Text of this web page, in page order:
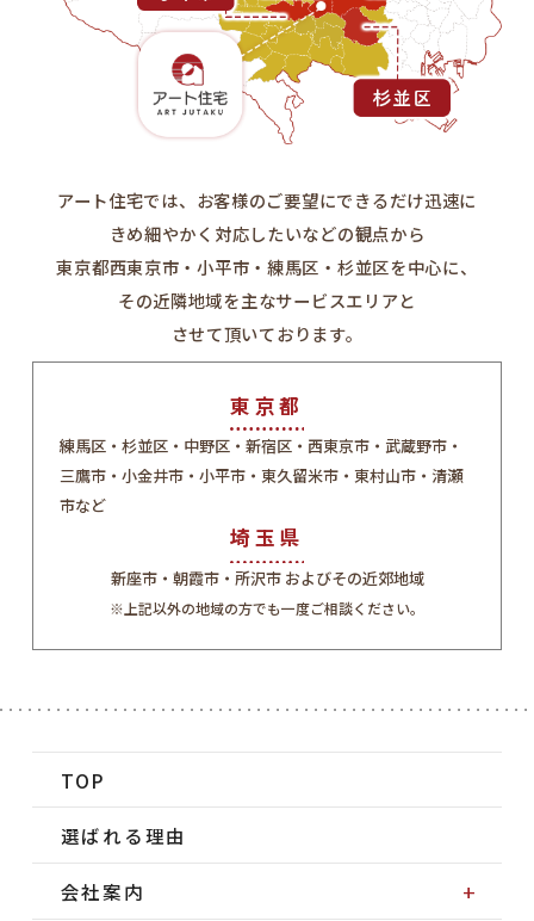
アート住宅では、お客様のご要望にできるだけ迅速に
きめ細やかく対応したいなどの観点から
東京都西東京市・小平市・練馬区・杉並区を中心に、
その近隣地域を主なサービスエリアと
させて頂いております。
東京都
練馬区・杉並区・中野区・新宿区・西東京市・武蔵野市・
三鷹市・小金井市・小平市・東久留米市・東村山市・清瀬
市など
埼玉県
新座市・朝霞市・所沢市 およびその近郊地域
※上記以外の地域の方でも一度ご相談ください。
TOP
選ばれる理由
会社案内